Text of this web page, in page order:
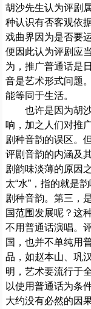
胡沙先生认为评剧
种认识有否客观依
戏曲界因为是否要
便因此认为评剧应
为，推广普通话是
音是艺术形式问题
能等同于生活。
也许是因为胡
响，加之人们对推
剧种音韵的误区。
评剧音韵的内涵及
剧韵味淡薄的原因
太“水”，指的就是
剧种音韵。第三，
国范围发展呢？这
不用普通话演唱。
国，也并不单纯用
品，如赵本山、巩
明，艺术要流行于
以使用普通话为条
大约没有必然的因